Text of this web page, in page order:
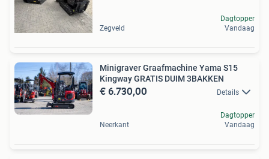
Zegveld
Dagtopper
Vandaag
Minigraver Graafmachine Yama S15
Kingway GRATIS DUIM 3BAKKEN
€ 6.730,00 Details
Neerkant
Dagtopper
Vandaag